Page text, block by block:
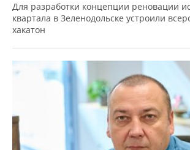
Для разработки концепции реновации
квартала в Зеленодольске устроили
хакатон